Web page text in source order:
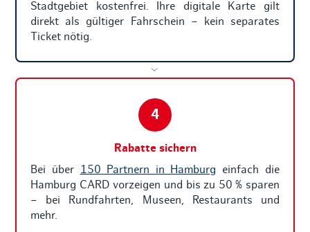
Stadtgebiet kostenfrei. Ihre digitale Karte gilt
direkt als gültiger Fahrschein – kein separates
Ticket nötig.
›
4
Rabatte sichern
Bei über 150 Partnern in Hamburg einfach die
Hamburg CARD vorzeigen und bis zu 50 % sparen
– bei Rundfahrten, Museen, Restaurants und
mehr.